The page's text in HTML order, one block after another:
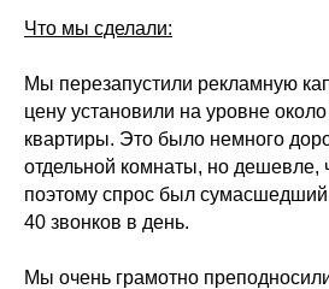
Что мы сделали:
Мы перезапустили рекламную
цену установили на уровне
квартиры. Это было немного
отдельной комнаты, но дешевле,
поэтому спрос был
40 звонков в день.
Мы очень грамотно